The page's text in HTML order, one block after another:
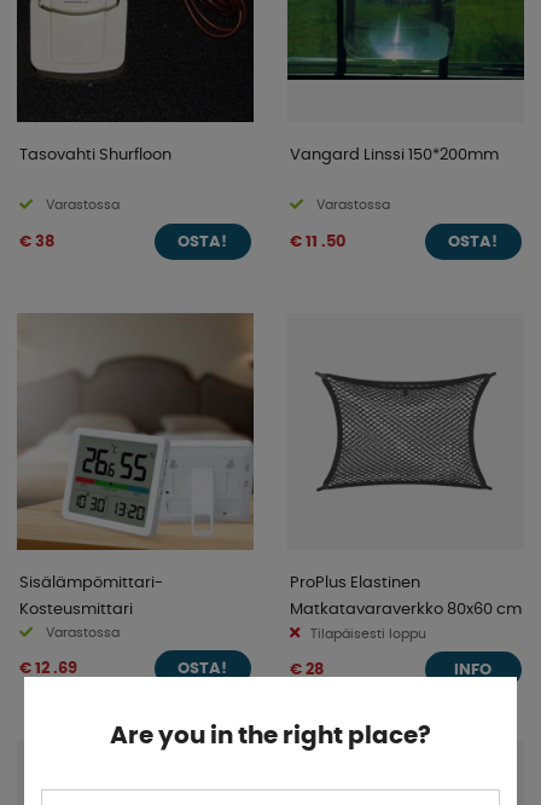
Tasovahti Shurfloon
Varastossa
€ 38 OSTA!
Vangard Linssi 150*200mm
Varastossa
€ 11 .50 OSTA!
Sisälämpömittari-
Kosteusmittari
Varastossa
€ 12 .69 OSTA!
ProPlus Elastinen
Matkatavaraverkko 80x60 cm
Tilapäisesti loppu
€ 28 INFO
5%
Are you in the right place?